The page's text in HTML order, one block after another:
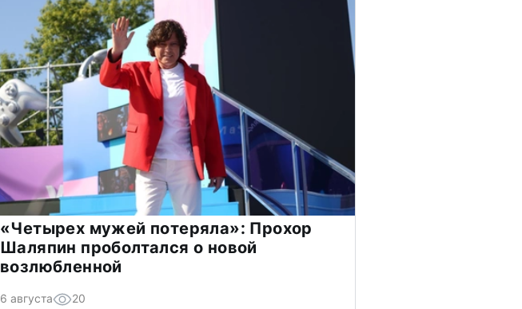
«Четырех мужей потеряла»: Прохор
Шаляпин проболтался о новой
возлюбленной
6 августа 20